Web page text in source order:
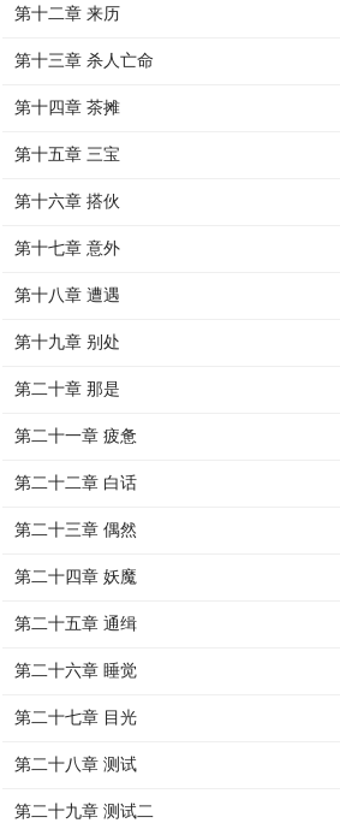
第十二章 来历
第十三章 杀人亡命
第十四章 茶摊
第十五章 三宝
第十六章 搭伙
第十七章 意外
第十八章 遭遇
第十九章 别处
第二十章 那是
第二十一章 疲惫
第二十二章 白话
第二十三章 偶然
第二十四章 妖魔
第二十五章 通缉
第二十六章 睡觉
第二十七章 目光
第二十八章 测试
第二十九章 测试二